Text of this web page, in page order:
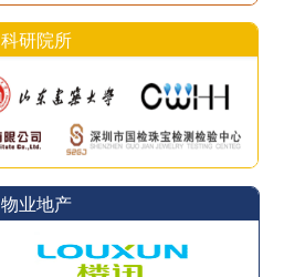
科研院所
物业地产